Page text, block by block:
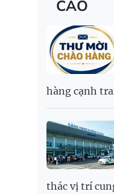
MYR
NOK
RUB
SAR
SGD
USD
RỒNG THĂNG
PNJ
CÁO
hàng cạnh
thác vị trí